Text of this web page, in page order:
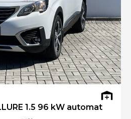
1.5 96 kW automat